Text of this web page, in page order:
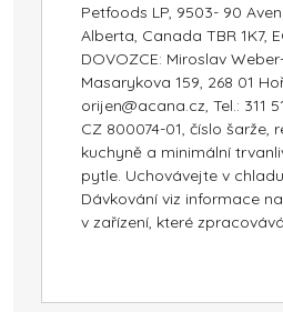
Petfoods LP, 9503- 90
Alberta, Canada TBR 1K7,
DOVOZCE: Miroslav
Masarykova 159, 268 01
orijen@acana.cz, Tel.: 311
CZ 800074-01, číslo šarže,
kuchyně a minimální
pytle. Uchovávejte v
Dávkování viz informace
v zařízení, které